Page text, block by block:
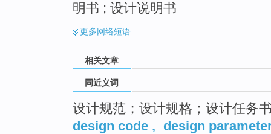
明书 ; 设计说明书
更多网络短语
相关文章
同近义词
设计规范；设计规格；设计任务
design code , design